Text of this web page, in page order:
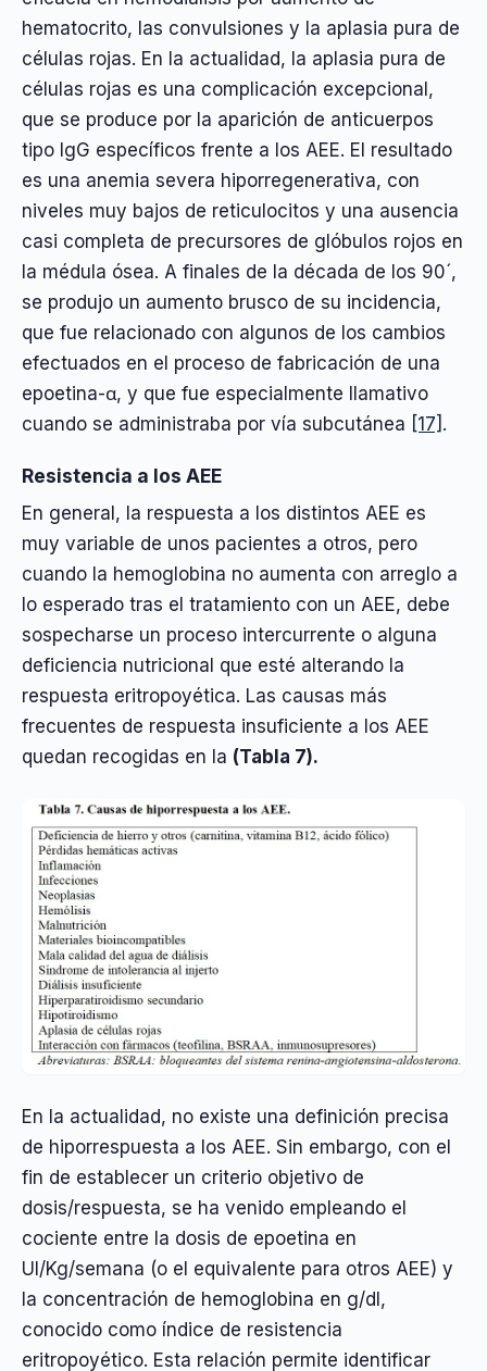
hematocrito, las convulsiones y la aplasia pura de
células rojas. En la actualidad, la aplasia pura de
células rojas es una complicación excepcional,
que se produce por la aparición de anticuerpos
tipo IgG específicos frente a los AEE. El resultado
es una anemia severa hiporregenerativa, con
niveles muy bajos de reticulocitos y una ausencia
casi completa de precursores de glóbulos rojos en
la médula ósea. A finales de la década de los 90´,
se produjo un aumento brusco de su incidencia,
que fue relacionado con algunos de los cambios
efectuados en el proceso de fabricación de una
epoetina-α, y que fue especialmente llamativo
cuando se administraba por vía subcutánea [17] .
Resistencia a los AEE
En general, la respuesta a los distintos AEE es
muy variable de unos pacientes a otros, pero
cuando la hemoglobina no aumenta con arreglo a
lo esperado tras el tratamiento con un AEE, debe
sospecharse un proceso intercurrente o alguna
deficiencia nutricional que esté alterando la
respuesta eritropoyética. Las causas más
frecuentes de respuesta insuficiente a los AEE
quedan recogidas en la (Tabla 7).
En la actualidad, no existe una definición precisa
de hiporrespuesta a los AEE. Sin embargo, con el
fin de establecer un criterio objetivo de
dosis/respuesta, se ha venido empleando el
cociente entre la dosis de epoetina en
UI/Kg/semana (o el equivalente para otros AEE) y
la concentración de hemoglobina en g/dl,
conocido como índice de resistencia
eritropoyético. Esta relación permite identificar